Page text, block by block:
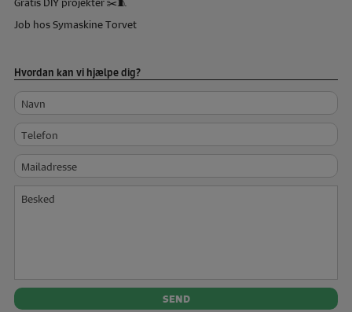
Job hos Symaskine Torvet
Hvordan kan vi hjælpe dig?
Navn
Telefon
Mailadresse
Besked